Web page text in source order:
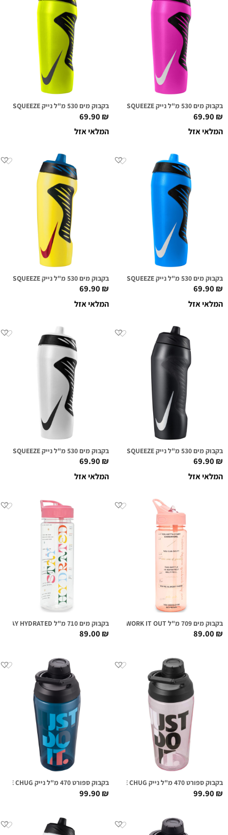
בקבוק מים 530 מ"ל נייק NIKE HYPERFUEL SQUEEZE ורוד מסטיק/לבן
69.90₪
המלאי אזל
בקבוק מים 530 מ"ל נייק NIKE HYPERFUEL SQUEEZE ירוק וולט/שחור
69.90₪
המלאי אזל
בקבוק מים 530 מ"ל נייק NIKE HYPERFUEL SQUEEZE כחול/לבן
69.90₪
המלאי אזל
בקבוק מים 530 מ"ל נייק NIKE HYPERFUEL SQUEEZE צהוב/כחול/אדום מטאלי
69.90₪
המלאי אזל
בקבוק מים 530 מ"ל נייק NIKE HYPERFUEL SQUEEZE שחור/לבן
69.90₪
המלאי אזל
בקבוק מים 530 מ"ל נייק NIKE HYPERFUEL SQUEEZE שקוף/שחור
69.90₪
המלאי אזל
בקבוק מים 709 מ"ל WORK IT OUT
89.00₪
בקבוק מים 710 מ"ל WORK IT OUT – STAY HYDRATED
89.00₪
בקבוק ספורט 470 מ"ל נייק NIKE TR HYPERCHARGE CHUG ורוד גרפי
99.90₪
בקבוק ספורט 470 מ"ל נייק NIKE TR HYPERCHARGE CHUG כחול גרפי
99.90₪